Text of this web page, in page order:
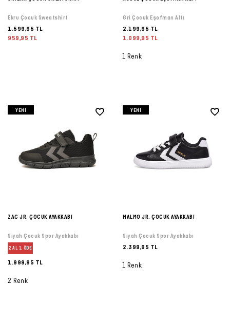
Ekru Çocuk Sweatshirt
1.599,95 TL
959,95 TL
Gri Çocuk Eşofman Altı
2.199,95 TL
1.099,95 TL
1 Renk
YENI
ZAC JR. ÇOCUK AYAKKABI
Siyah Çocuk Spor Ayakkabı
2 AL 1 ÖDE
1.999,95 TL
2 Renk
YENI
MALMO JR. ÇOCUK AYAKKABI
Siyah Çocuk Spor Ayakkabı
2.399,95 TL
1 Renk